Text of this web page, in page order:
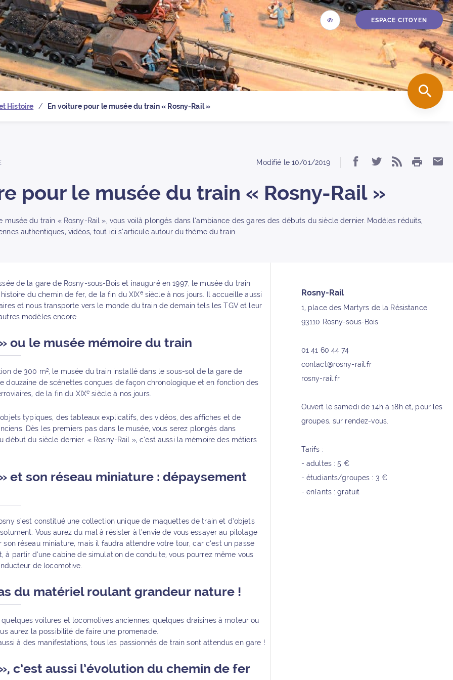
la page d’accueil
ACCESSIBILITÉ
ESPACE CITOYEN
Histoire En voiture pour le musée du train « Rosny-Rail »
Modifié le10/01/2019 Partager « En
Partager « En
pour le musée du train « Rosny-Rail »
musée du train « Rosny-Rail », vous voilà plongés dans l’ambiance des gares des débuts du siècle dernier. Modèles réduits,
authentiques, vidéos, tout ici s’articule autour du thème du train.
de la gare de Rosny-sous-Bois et inauguré en 1997, le musée du train
du chemin de fer, de la fin du XIXesiècle à nos jours. Il accueille aussi
et nous transporte vers le monde du train de demain tels les TGV et leur
modèles encore.
ou le musée mémoire du train
de 300 m², le musée du train installé dans le sous-sol de la gare de
douzaine de scénettes conçues de façon chronologique et en fonction des
de la fin du XIXe siècle à nos jours.
typiques, des tableaux explicatifs, des vidéos, des affiches et de
Dès les premiers pas dans le musée, vous serez plongés dans
début du siècle dernier. « Rosny-Rail », c’est aussi la mémoire des métiers
et son réseau miniature : dépaysement
s’est constitué une collection unique de maquettes de train et d’objets
Vous aurez du mal à résister à l’envie de vous essayer au pilotage
réseau miniature, mais il faudra attendre votre tour, car c’est un passe
à partir d’une cabine de simulation de conduite, vous pourrez même vous
de locomotive.
du matériel roulant grandeur nature !
voitures et locomotives anciennes, quelques draisines à moteur ou
aurez la possibilité de faire une promenade.
à des manifestations, tous les passionnés de train sont attendus en gare !
c’est aussi l’évolution du chemin de fer
Informations supplémentaires
Rosny-Rail
1, place des Martyrs de la Résistance
93110 Rosny-sous-Bois
01 41 60 44 74
contact@rosny-rail.fr
rosny-rail.fr
Ouvert le samedi de 14h à 18h et, pour les
groupes, sur rendez-vous.
Tarifs :
- adultes : 5 €
- étudiants/groupes : 3 €
- enfants : gratuit